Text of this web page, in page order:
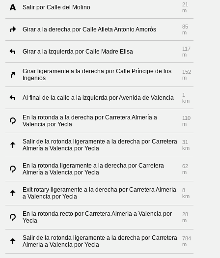
Salir por Calle del Molino
21
m
Girar a la derecha por Calle Atleta Antonio Amorós
85
m
Girar a la izquierda por Calle Madre Elisa
117
m
Girar ligeramente a la derecha por Calle Príncipe de los
Ingenios
152
m
Al final de la calle a la izquierda por Avenida de Valencia
1
km
En la rotonda a la derecha por Carretera Almería a
Valencia por Yecla
110
m
Salir de la rotonda ligeramente a la derecha por Carretera
Almería a Valencia por Yecla
31
km
En la rotonda ligeramente a la derecha por Carretera
Almería a Valencia por Yecla
62
m
Exit rotary ligeramente a la derecha por Carretera Almería
a Valencia por Yecla
8
km
En la rotonda recto por Carretera Almería a Valencia por
Yecla
28
m
Salir de la rotonda ligeramente a la derecha por Carretera
Almería a Valencia por Yecla
784
m